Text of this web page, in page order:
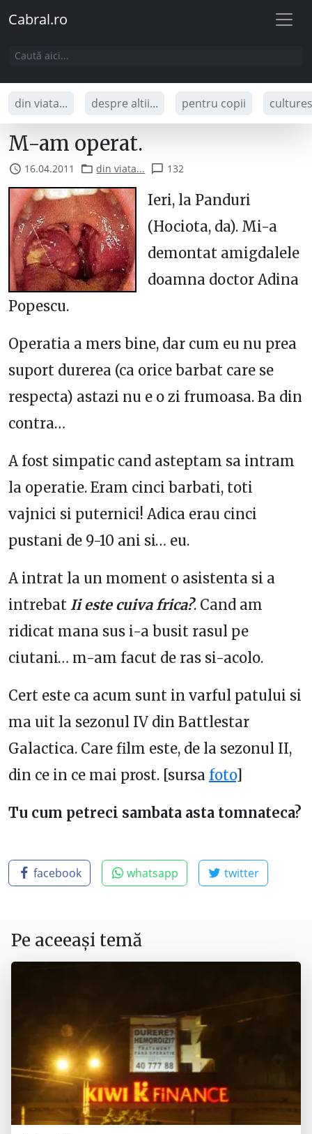
Cabral.ro
din viata... despre altii... pentru copii
M-am operat.
16.04.2011 din viata... 132
Ieri, la Panduri
(Hociota, da). Mi-a
demontat amigdalele
doamna doctor Adina
Popescu.
Operatia a mers bine, dar cum eu nu prea
suport durerea (ca orice barbat care se
respecta) astazi nu e o zi frumoasa. Ba din
contra…
A fost simpatic cand asteptam sa intram
la operatie. Eram cinci barbati, toti
vajnici si puternici! Adica erau cinci
pustani de 9-10 ani si… eu.
A intrat la un moment o asistenta si a
intrebat Ii este cuiva frica?. Cand am
ridicat mana sus i-a busit rasul pe
ciutani… m-am facut de ras si-acolo.
Cert este ca acum sunt in varful patului si
ma uit la sezonul IV din Battlestar
Galactica. Care film este, de la sezonul II,
din ce in ce mai prost. [sursa foto]
Tu cum petreci sambata asta tomnateca?
facebook whatsapp twitter
Pe aceeași temă